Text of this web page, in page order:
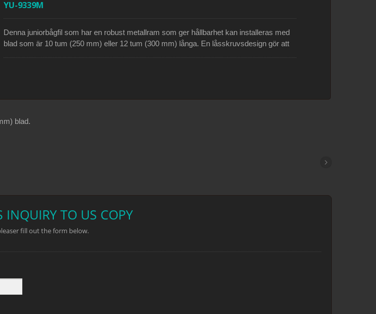
YU-9339M
Denna juniorbågfil som har en robust metallram som ger hållbarhet kan installeras med
blad som är 10 tum (250 mm) eller 12 tum (300 mm) långa. En låsskruvsdesign gör att
blad.